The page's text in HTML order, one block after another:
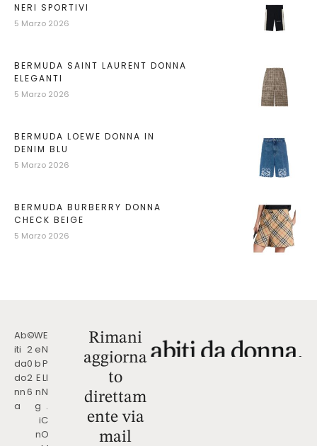
NERI SPORTIVI
5 Marzo 2026
BERMUDA SAINT LAURENT DONNA
ELEGANTI
5 Marzo 2026
BERMUDA LOEWE DONNA IN
DENIM BLU
5 Marzo 2026
BERMUDA BURBERRY DONNA
CHECK BEIGE
5 Marzo 2026
Ab
iti
da
do
nn
a
©
2
0
2
6
W
e
b
E
n
g
i
n
E
N
P
LI
N
.
C
O
Rimani
aggiorna
to
direttam
ente via
mail